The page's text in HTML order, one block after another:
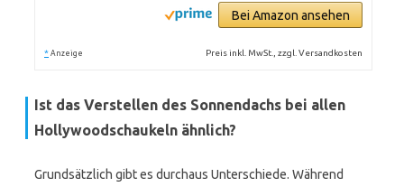
Bei Amazon ansehen
* Anzeige Preis inkl. MwSt., zzgl. Versandkosten
Ist das Verstellen des Sonnendachs bei allen
Hollywoodschaukeln ähnlich?
Grundsätzlich gibt es durchaus Unterschiede. Während